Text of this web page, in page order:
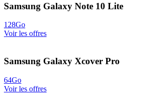
Samsung Galaxy Note 10 Lite
128Go
Voir les offres
Samsung Galaxy Xcover Pro
64Go
Voir les offres